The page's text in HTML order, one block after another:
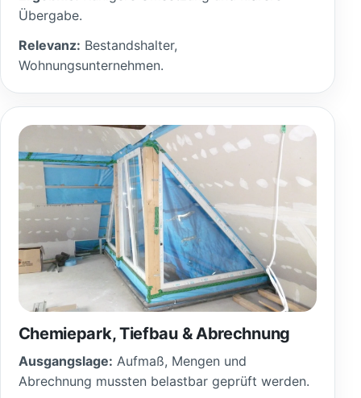
Übergabe.
Relevanz: Bestandshalter,
Wohnungsunternehmen.
Chemiepark, Tiefbau & Abrechnung
Ausgangslage: Aufmaß, Mengen und
Abrechnung mussten belastbar geprüft werden.